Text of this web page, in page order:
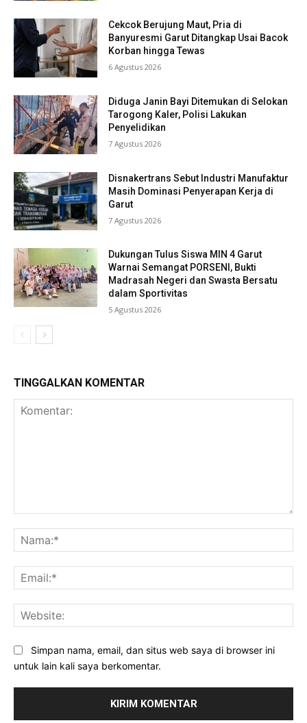
Cekcok Berujung Maut, Pria di
Banyuresmi Garut Ditangkap Usai Bacok
Korban hingga Tewas
6 Agustus 2026
Diduga Janin Bayi Ditemukan di Selokan
Tarogong Kaler, Polisi Lakukan
Penyelidikan
7 Agustus 2026
Disnakertrans Sebut Industri Manufaktur
Masih Dominasi Penyerapan Kerja di
Garut
7 Agustus 2026
Dukungan Tulus Siswa MIN 4 Garut
Warnai Semangat PORSENI, Bukti
Madrasah Negeri dan Swasta Bersatu
dalam Sportivitas
5 Agustus 2026
TINGGALKAN KOMENTAR
Simpan nama, email, dan situs web saya di browser ini
untuk lain kali saya berkomentar.